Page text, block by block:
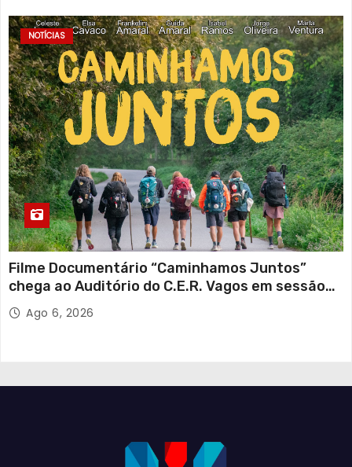
NOTÍCIAS
Filme Documentário “Caminhamos Juntos”
chega ao Auditório do C.E.R. Vagos em sessão
solidária
Ago 6, 2026